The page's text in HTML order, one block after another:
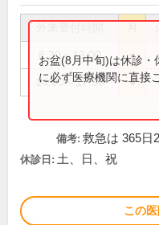
8:30～13:00 ●
14:00～17:30 ●
お盆(8月中旬)は休診・
に必ず医療機関に直接
備考: 救急は 365日
休診日: 土、日、祝
この